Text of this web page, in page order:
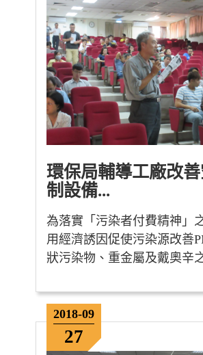
環保局輔導工廠改
制設備...
為落實「污染者付費精神」
用經濟誘因促使污染源改善
狀污染物、重金屬及戴奧辛
2018-09
27